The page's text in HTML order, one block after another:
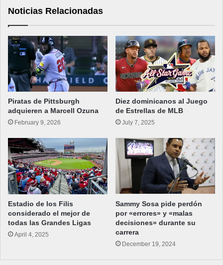
Noticias Relacionadas
Piratas de Pittsburgh
adquieren a Marcell Ozuna
February 9, 2026
Diez dominicanos al Juego
de Estrellas de MLB
July 7, 2025
Estadio de los Filis
considerado el mejor de
todas las Grandes Ligas
April 4, 2025
Sammy Sosa pide perdón
por «errores» y «malas
decisiones» durante su
carrera
December 19, 2024